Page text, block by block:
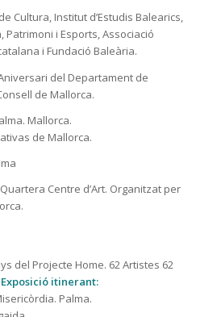
Cultura, Institut d’Estudis Balearics,
i Esports, Associació
i Fundació Baleària.
del Departament de
de Mallorca.
Mallorca.
de Mallorca.
Centre d’Art. Organitzat per
del Projecte Home. 62 Artistes 62
Exposició itinerant:
Palma.